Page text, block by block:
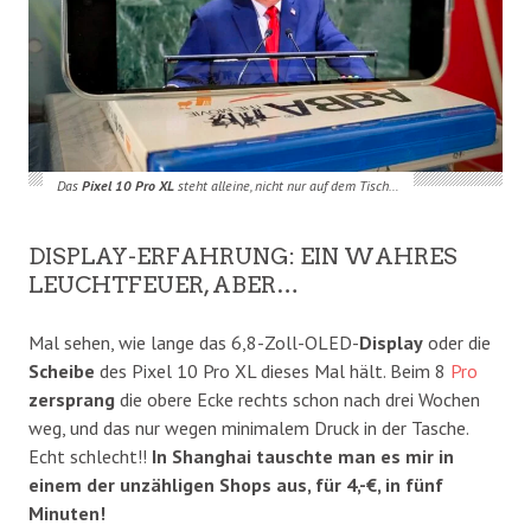
Das Pixel 10 Pro XLsteht alleine, nicht nur auf dem Tisch…
​DISPLAY-ERFAHRUNG: EIN WAHRES
LEUCHTFEUER, ABER…
​Mal sehen, wie lange das 6,8-Zoll-OLED-Display oder die
Scheibe des Pixel 10 Pro XL dieses Mal hält. Beim 8 Pro
zersprang die obere Ecke rechts schon nach drei Wochen
weg, und das nur wegen minimalem Druck in der Tasche.
Echt schlecht!! In Shanghai tauschte man es mir in
einem der unzähligen Shops aus, für 4,-€, in fünf
Minuten!